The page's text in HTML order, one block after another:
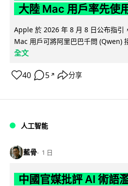
大陸 Mac 用戶率先使
Apple 於 2026 年 8 月 8 日公布指引
Mac 用戶可將阿里巴巴千問 (Qwen)
全文
40 5 ↗ 分享
人工智能
藍骨 1 日
中國官媒批評 AI 術